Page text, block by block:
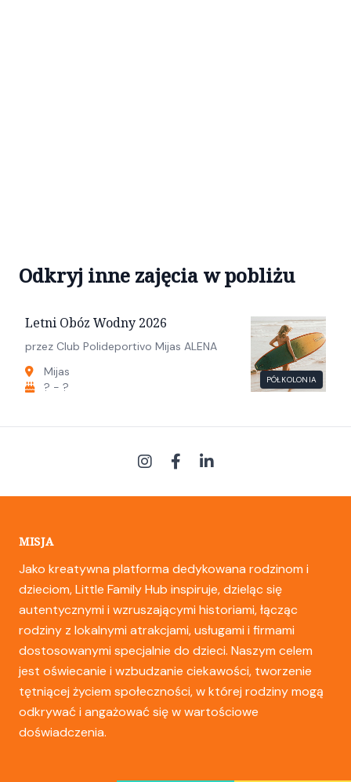
Odkryj inne zajęcia w pobliżu
PÓŁKOLONIA
Letni Obóz Wodny 2026
przez Club Polideportivo Mijas ALENA
Mijas
? - ?
MISJA
Jako kreatywna platforma dedykowana rodzinom i
dzieciom, Little Family Hub inspiruje, dzieląc się
autentycznymi i wzruszającymi historiami, łącząc
rodziny z lokalnymi atrakcjami, usługami i firmami
dostosowanymi specjalnie do dzieci. Naszym celem
jest oświecanie i wzbudzanie ciekawości, tworzenie
tętniącej życiem społeczności, w której rodziny mogą
odkrywać i angażować się w wartościowe
doświadczenia.